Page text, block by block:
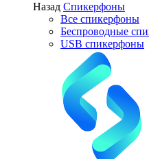
Назад Спикерфоны
Все спикерфоны
Беспроводные
USB спикерфоны